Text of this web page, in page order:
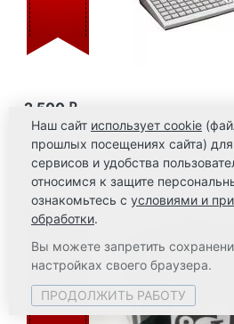
2 500 ₽
Программируемая
ридером магнитных карт на
Артикул: 0021-691
С
н
я
т
о
с
п
р
о
д
аж
Наш сайт использует cookie
прошлых посещениях сайта)
сервисов и удобства
относимся к защите
ознакомьтесь с условиями и
обработки.
Вы можете запретить
настройках своего браузера.
ПРОДОЛЖИТЬ РАБОТУ